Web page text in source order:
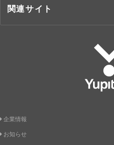
関連サイト
企業情報
お知らせ